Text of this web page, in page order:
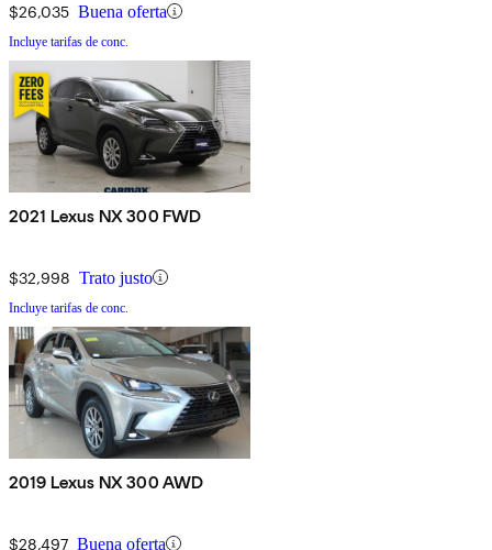
$26,035 Buena oferta
Incluye tarifas de conc.
2021 Lexus NX 300 FWD
$32,998 Trato justo
Incluye tarifas de conc.
2019 Lexus NX 300 AWD
$28,497 Buena oferta